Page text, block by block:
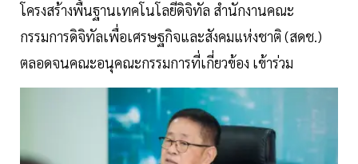
โครงสร้างพื้นฐานเทคโนโลยีดิจิทัล สำนักงานคณะ
กรรมการดิจิทัลเพื่อเศรษฐกิจและสังคมแห่งชาติ (สดช.)
ตลอดจนคณะอนุคณะกรรมการที่เกี่ยวข้อง เข้าร่วม